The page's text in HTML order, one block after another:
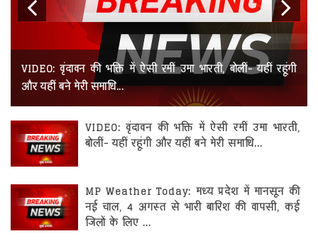
दतिया
देवास
डिंडोरी
गुना
VIDEO: वृंदावन की भक्ति में ऐसी रमीं उमा भारती, बोलीं- यहीं रहूंगी
और यहीं बने मेरी समाधि...
Next
VIDEO: वृंदावन की भक्ति में ऐसी रमीं उमा भारती,
बोलीं- यहीं रहूंगी और यहीं बने मेरी समाधि...
MP Weather Today: मध्य प्रदेश में मानसून की
नई चाल, 4 अगस्त से भारी बारिश की वापसी, कई
जिलों के लिए ...